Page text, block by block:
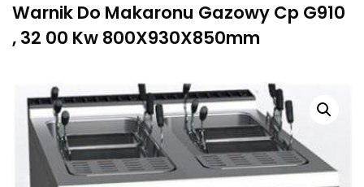
Warnik Do Makaronu Gazowy Cp G910
, 32 00 Kw 800X930X850mm